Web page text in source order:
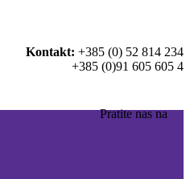
Kontakt: +385 (0) 52 814 234
+385 (0)91 605 605 4
Pratite nas na